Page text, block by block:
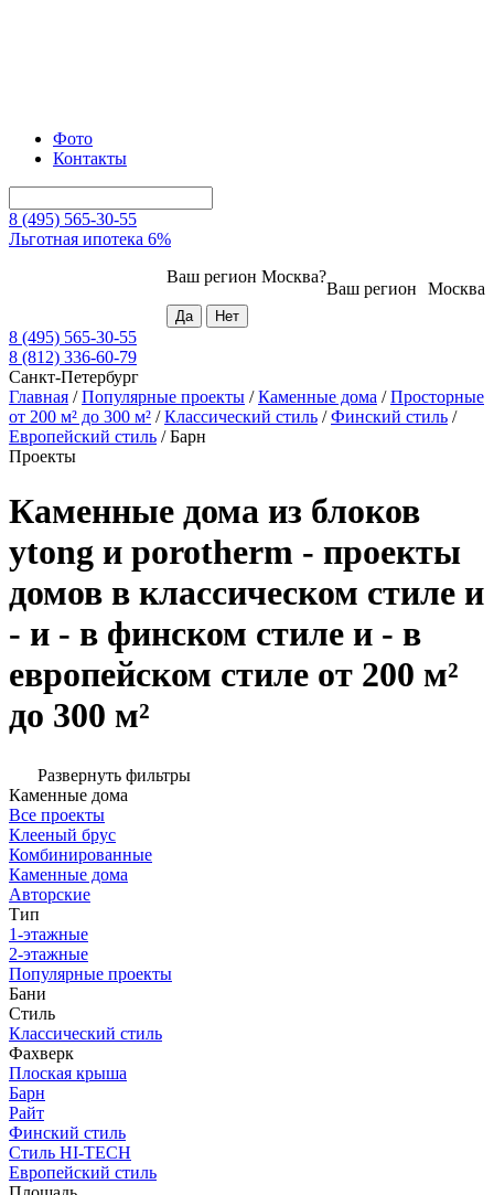
Фото
Контакты
8 (495) 565-30-55
Льготная ипотека 6%
Москва
Ваш регион
Ваш регион Москва?
8 (495) 565-30-55
8 (812) 336-60-79
Санкт-Петербург
Главная /Популярные проекты /Каменные дома /Просторные
от 200 м² до 300 м² /Классический стиль /Финский стиль /
Европейский стиль /Барн
Проекты
Каменные дома из блоков
ytong и porotherm - проекты
домов в классическом стиле и
- и - в финском стиле и - в
европейском стиле от 200 м²
до 300 м²
Развернуть фильтры
Каменные дома
Все проекты
Клееный брус
Комбинированные
Каменные дома
Авторские
Тип
1-этажные
2-этажные
Популярные проекты
Бани
Стиль
Классический стиль
Фахверк
Плоская крыша
Барн
Райт
Финский стиль
Стиль HI-TECH
Европейский стиль